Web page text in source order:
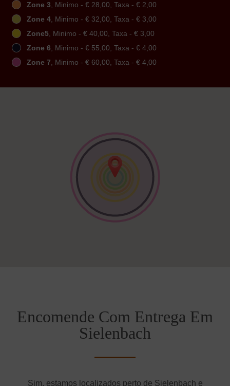
Zone 3, Minimo - € 28,00, Taxa - € 2,00
Zone 4, Minimo - € 32,00, Taxa - € 3,00
Zone5, Minimo - € 40,00, Taxa - € 3,00
Zone 6, Minimo - € 55,00, Taxa - € 4,00
Zone 7, Minimo - € 60,00, Taxa - € 4,00
Encomende Com Entrega Em
Sielenbach
Sim, estamos localizados perto de Sielenbach e